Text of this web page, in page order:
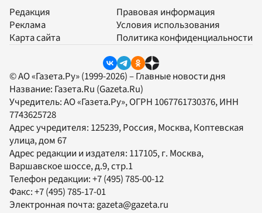
Редакция
Реклама
Карта сайта
Правовая информация
Условия использования
Политика конфиденциальности
© АО «Газета.Ру» (1999-2026) – Главные новости дня
Название: Газета.Ru (Gazeta.Ru)
Учредитель:АО «Газета.Ру», ОГРН 1067761730376, ИНН
7743625728
Адрес учредителя: 125239, Россия, Москва, Коптевская
улица, дом 67
Адрес редакции и издателя: 117105, г. Москва,
Варшавское шоссе, д.9, стр.1
Телефон редакции:+7 (495) 785-00-12
Факс:+7 (495) 785-17-01
Электронная почта:gazeta@gazeta.ru